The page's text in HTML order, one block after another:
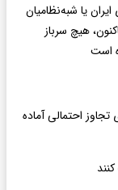
یا شبه‌نظامیان
10 سال پیش تاکنون، هیچ سرباز
است
تجاوز احتمالی آماده